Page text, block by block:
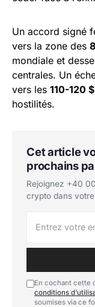
Un accord signé
vers la zone des
mondiale et
centrales. Un
vers les 110-120 $
hostilités.
Cet article
prochains
Rejoignez +40
crypto dans
En cochant cette
conditions
soumises via ce